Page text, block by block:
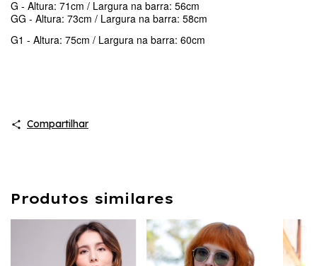
G - Altura: 71cm / Largura na barra: 56cm
GG - Altura: 73cm / Largura na barra: 58cm
G1 - Altura: 75cm / Largura na barra: 60cm
Compartilhar
Produtos similares